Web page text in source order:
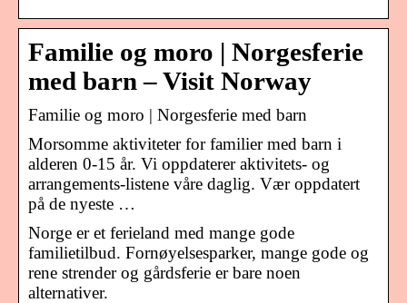
Familie og moro | Norgesferie
med barn – Visit Norway
Familie og moro | Norgesferie med barn
Morsomme aktiviteter for familier med barn i
alderen 0-15 år. Vi oppdaterer aktivitets- og
arrangements-listene våre daglig. Vær oppdatert
på de nyeste …
Norge er et ferieland med mange gode
familietilbud. Fornøyelsesparker, mange gode og
rene strender og gårdsferie er bare noen
alternativer.